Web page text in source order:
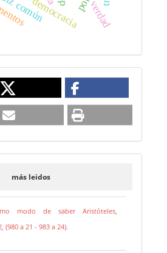
democracia verdad
más leidos
modo de saber Aristóteles,
(980 a 21 - 983 a 24).